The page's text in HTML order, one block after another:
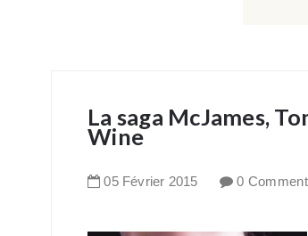
La saga McJames,
Wine
05 Février 2015 0